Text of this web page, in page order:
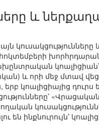
և
և
հոկտեմբերի
կոալիցիան՝
և որի մեջ մտավ
երբ կոալիցիայից
ինքնուրույն՝